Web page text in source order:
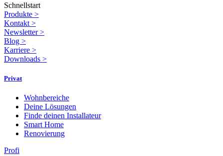
Schnellstart
Produkte >
Kontakt >
Newsletter>
Blog >
Karriere >
Downloads >
Privat
Wohnbereiche
Deine Lösungen
Finde deinen Installateur
Smart Home
Renovierung
Profi